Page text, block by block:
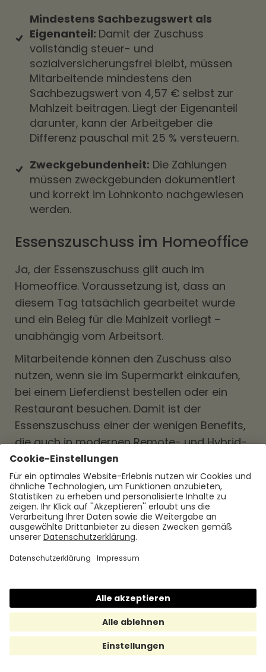
Mindestens Sachbezugswert als
Eigenanteil: Damit der Zuschuss
vollständig steuer- und
sozialversicherungsfrei bleibt, müssen
Mitarbeitende mindestens den
Sachbezugswert von 4,57 € selbst zur
Mahlzeit beitragen. Liegt der Eigenanteil
darunter, kann der Arbeitgeber die
Differenz pauschal mit 25 % versteuern.
Zweckgebundenheit: Die Zahlungen
müssen zweckgebunden dokumentiert
und korrekt im Lohnkonto nachgewiesen
werden.
Essenszuschuss im Homeoffice
Ja, der Essenszuschuss gilt auch im
Homeoffice. Voraussetzung ist, dass an
diesem Tag tatsächlich gearbeitet wurde
und ein Beleg für die Mahlzeit vorliegt –
unabhängig vom Arbeitsort.
Mitarbeitende können den Zuschuss also
nutzen, wenn sie im Supermarkt einkaufen,
bei einem Lieferdienst bestellen oder ein
Restaurant besuchen. Damit ist der
Essenszuschuss einer der wenigen Benefits,
die auch in modernen Remote- und Hybrid-
Arbeitsmodellen vollständig funktionieren.
Essenszuschuss umsetzen:
Diese Modelle gibt es für
Arbeitgeber
Unternehmen können den Essenszuschuss
klassischen Kantinenlösungen über
Papieressensmarken bis hin zu digitalen
Essensmarken per App. Welche Variante
sinnvoll ist, hängt vor allem von
Unternehmensgröße, Verwaltungsaufwand